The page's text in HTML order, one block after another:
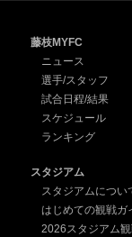
藤枝MYFC
ニュース
選手/スタッフ
試合日程/結果
スケジュール
ランキング
スタジアム
スタジアムについ
はじめての観戦ガ
2026スタジアム